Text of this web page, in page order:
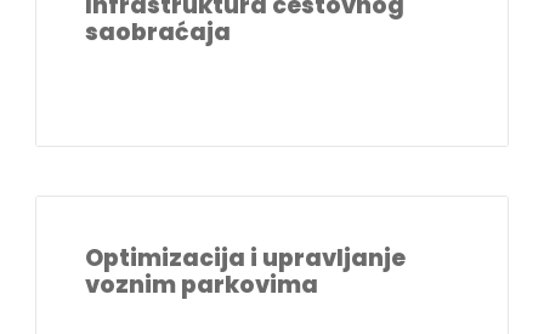
saobraćaja
Optimizacija i upravljanje
voznim parkovima